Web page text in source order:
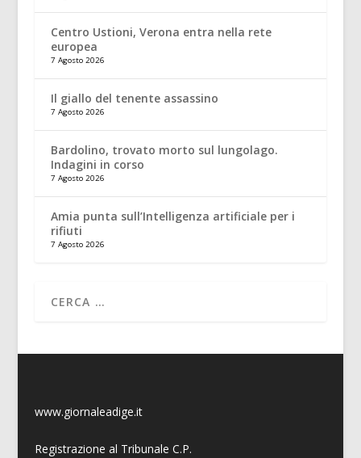
Centro Ustioni, Verona entra nella rete
europea
7 Agosto 2026
Il giallo del tenente assassino
7 Agosto 2026
Bardolino, trovato morto sul lungolago.
Indagini in corso
7 Agosto 2026
Amia punta sull’Intelligenza artificiale per i
rifiuti
7 Agosto 2026
www.giornaleadige.it
Registrazione al Tribunale C.P.